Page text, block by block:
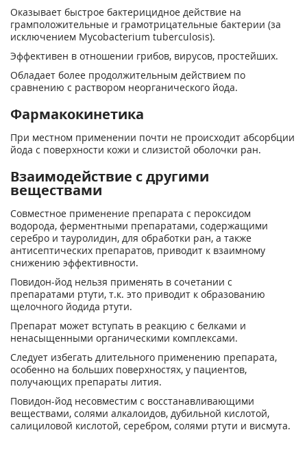
Оказывает быстрое бактерицидное действие на
грамположительные и грамотрицательные бактерии (за
исключением Mycobacterium tuberculosis).
Эффективен в отношении грибов, вирусов, простейших.
Обладает более продолжительным действием по
сравнению с раствором неорганического йода.
Фармакокинетика
При местном применении почти не происходит абсорбции
йода с поверхности кожи и слизистой оболочки ран.
Взаимодействие с другими
веществами
Совместное применение препарата с пероксидом
водорода, ферментными препаратами, содержащими
серебро и тауролидин, для обработки ран, а также
антисептических препаратов, приводит к взаимному
снижению эффективности.
Повидон-йод нельзя применять в сочетании с
препаратами ртути, т.к. это приводит к образованию
щелочного йодида ртути.
Препарат может вступать в реакцию с белками и
ненасыщенными органическими комплексами.
Следует избегать длительного применению препарата,
особенно на больших поверхностях, у пациентов,
получающих препараты лития.
Повидон-йод несовместим с восстанавливающими
веществами, солями алкалоидов, дубильной кислотой,
салициловой кислотой, серебром, солями ртути и висмута.